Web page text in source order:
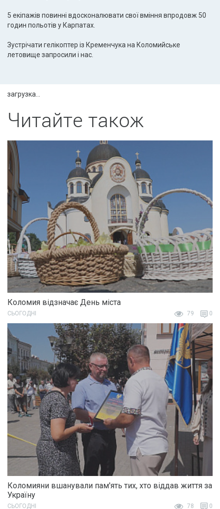
5 екіпажів повинні вдосконалювати свої вміння впродовж 50
годин польотів у Карпатах.
Зустрічати гелікоптер із Кременчука на Коломийське
летовище запросили і нас.
загрузка...
Читайте також
Коломия відзначає День міста
СЬОГОДНІ 79 0
Коломияни вшанували пам'ять тих, хто віддав життя за
Україну
СЬОГОДНІ 78 0